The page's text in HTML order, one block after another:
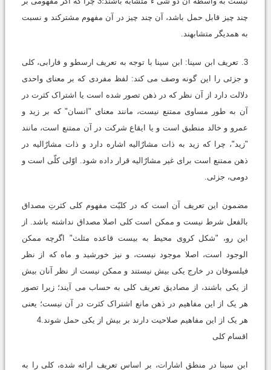
چند چیز قابل حمل باشد، آن چند چیز در آن مفهوم مشترکند و نسبت
به همدیگر متشابهند.
3. تعریف ابن سینا: ابن سینا با توجه به تعریف ارسطو و فارابی، کلی
و جزئی را این گونه وصف می کند: لفظ مفردی که بر معنای واحدی
دلالت دارد از آن نظر که در ذهن تصور شده است یا اشتراک کثرت در
آن به طور مساوی ممتنع نیست، مانند معنای "انسان" که بر زید و
عمرو و خالد منطبق است و یا ایقاع شرکت در آن ممتنع است، مانند
"زید"، چرا که زید به ذات مشارٌالیه اشاره دارد و ذات مشارٌالیه در
ذهن ممتنع است برای غیر مشارٌالیه قرار داده شود. اوّلی کلّی است و
دومی، جزئی.
مضمون این تعریف آن است که در کلیّت مفهوم کلی کثرتِ مصداق
بالفعل شرط نیست و ممکن است کلی اصلا مصداق نداشته باشد. از
این رو، "شکل کروی محیط به بیست قاعده مثلث" اگرچه ممکن
الوجود است، اصلا موجود نیست، و نیز خورشید و ماه که از نظر
فیلسوفان در خارج یکی بیش نیستند و ممکن نیست از نظر آنان بیش
از یکی باشند، از مصادیق تعریف کلی به حساب می آیند؛ زیرا تصور
هر یک از این مفاهیم در ذهن مانع اشتراک کثرت در آن نیست؛ یعنی
هر یک از این مفاهیم صلاحیت دارند بر بیش از یکی حمل شوند.4
اقسام کلی
ابن سینا در منطق اشارات، بر اساس تعریف ارائه شده، کلی را به